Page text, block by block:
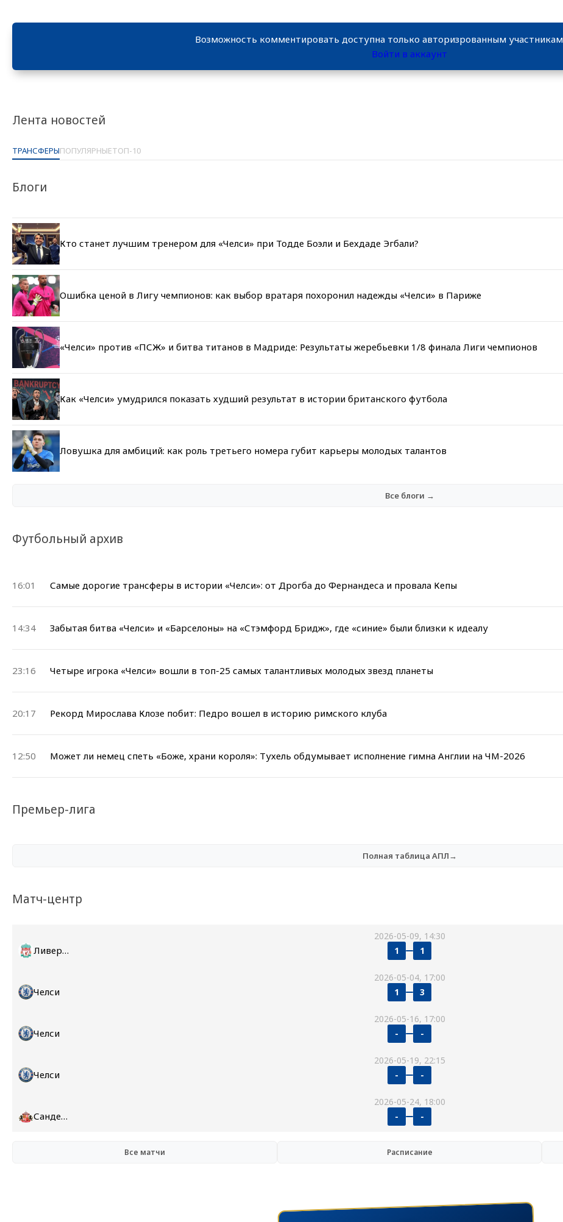
Лента новостей
ТРАНСФЕРЫПОПУЛЯРНЫЕТОП-10
Блоги
Кто станет лучшим тренером для «Челси» при Тодде Боэли и Бехдаде Эгбали?
Ошибка ценой в Лигу чемпионов: как выбор вратаря похоронил надежды «Челси» в Париже
«Челси» против «ПСЖ» и битва титанов в Мадриде: Результаты жеребьевки 1/8 финала Лиги чемпионов
Как «Челси» умудрился показать худший результат в истории британского футбола
Ловушка для амбиций: как роль третьего номера губит карьеры молодых талантов
Все блоги →
Футбольный архив
16:01 Самые дорогие трансферы в истории «Челси»: от Дрогба до Фернандеса и провала Кепы
14:34 Забытая битва «Челси» и «Барселоны» на «Стэмфорд Бридж», где «синие» были близки к идеалу
23:16 Четыре игрока «Челси» вошли в топ-25 самых талантливых молодых звезд планеты
20:17 Рекорд Мирослава Клозе побит: Педро вошел в историю римского клуба
12:50 Может ли немец спеть «Боже, храни короля»: Тухель обдумывает исполнение гимна Англии на ЧМ-2026
Возможность комментировать доступна только авторизрованным участникам
Войти в аккаунт
Премьер-лига
Полная таблица АПЛ→
Матч-центр
2026-05-09, 14:30
Ливерпуль 1 1
2026-05-04, 17:00
Челси 1 3
2026-05-16, 17:00
Челси - -
2026-05-19, 22:15
Челси - -
2026-05-24, 18:00
Сандерленд - -
Все матчи Расписание